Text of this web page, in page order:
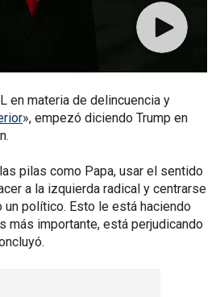
en materia de delincuencia y
», empezó diciendo Trump en
pilas como Papa, usar el sentido
a la izquierda radical y centrarse
un político. Esto le está haciendo
más importante, está perjudicando